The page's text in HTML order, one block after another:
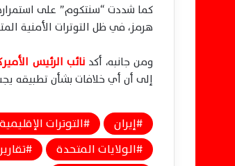
كما شددت “سنتكوم” على
هرمز، في ظل التوترات الأمنية
ومن جانبه، أكدنائب الرئيس
إلى أن أي خلافات بشأن تطبيقه
إيران التوترات الإقليمية
الولايات المتحدة